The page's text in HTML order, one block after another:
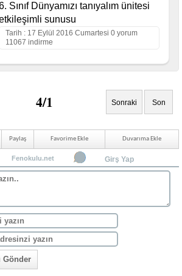
Sınıf Dünyamızı tanıyalım ünitesi
sunusu
Tarih : 17 Eylül 2016 Cumartesi 0 yorum
11067 indirme
4/1 Sonraki Son
Paylaş Favorime Ekle Duvarıma Ekle
Fenokulu.net Girş Yap
Gönder